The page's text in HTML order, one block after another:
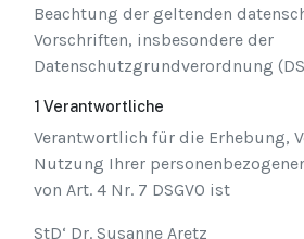
Beachtung der geltenden
Vorschriften, insbesondere der
Datenschutzgrundverordnung
1 Verantwortliche
Verantwortlich für die Erhebung,
Nutzung Ihrer
von Art. 4 Nr. 7 DSGVO ist
StD‘ Dr. Susanne Aretz